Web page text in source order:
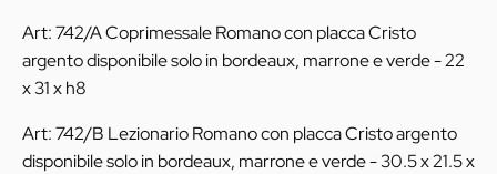
a
78,60€
Art: 742/A Coprimessale Romano con placca Cristo
argento disponibile solo in bordeaux, marrone e verde - 22
x 31 x h8
Art: 742/B Lezionario Romano con placca Cristo argento
disponibile solo in bordeaux, marrone e verde - 30.5 x 21.5 x